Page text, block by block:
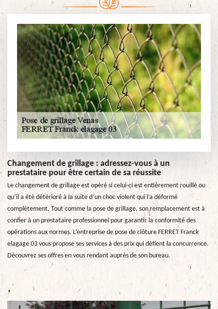
Changement de grillage : adressez-vous à un
prestataire pour être certain de sa réussite
Le changement de grillage est opéré si celui-ci est entièrement rouillé ou
qu’il a été détérioré à la suite d’un choc violent qui l’a déformé
complètement. Tout comme la pose de grillage, son remplacement est à
confier à un prestataire professionnel pour garantir la conformité des
opérations aux normes. L’entreprise de pose de clôture FERRET Franck
elagage 03 vous propose ses services à des prix qui défient la concurrence.
Découvrez ses offres en vous rendant auprès de son bureau.